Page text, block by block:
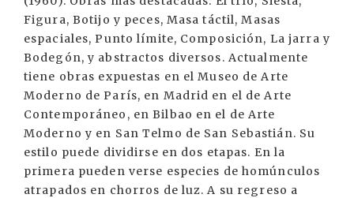
Figura, Botijo y peces, Masa táctil, Masas
espaciales, Punto límite, Composición, La jarra y
Bodegón, y abstractos diversos. Actualmente
tiene obras expuestas en el Museo de Arte
Moderno de París, en Madrid en el de Arte
Contemporáneo, en Bilbao en el de Arte
Moderno y en San Telmo de San Sebastián. Su
estilo puede dividirse en dos etapas. En la
primera pueden verse especies de homúnculos
atrapados en chorros de luz. A su regreso a